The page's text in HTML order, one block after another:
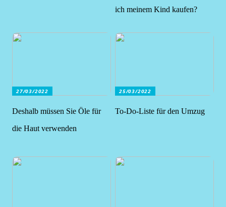
ich meinem Kind kaufen?
27/03/2022
Deshalb müssen Sie Öle für
die Haut verwenden
25/03/2022
To-Do-Liste für den Umzug